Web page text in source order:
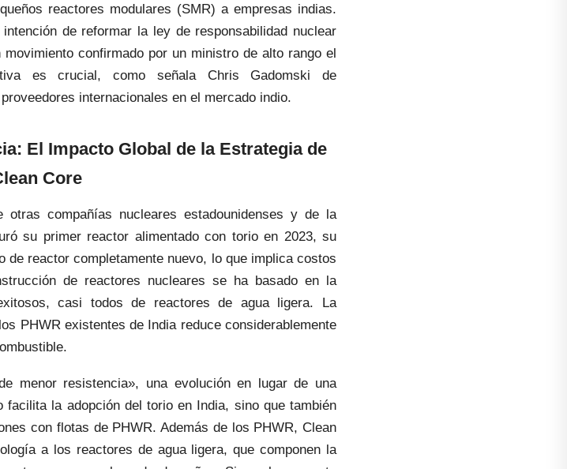
reactores modulares (SMR) a empresas indias.
de reformar la ley de responsabilidad nuclear
confirmado por un ministro de alto rango el
es crucial, como señala Chris Gadomski de
internacionales en el mercado indio.
El Impacto Global de la Estrategia de
Core
compañías nucleares estadounidenses y de la
su primer reactor alimentado con torio en 2023, su
reactor completamente nuevo, lo que implica costos
de reactores nucleares se ha basado en la
casi todos de reactores de agua ligera. La
PHWR existentes de India reduce considerablemente
menor resistencia», una evolución en lugar de una
la adopción del torio en India, sino que también
con flotas de PHWR. Además de los PHWR, Clean
a los reactores de agua ligera, que componen la